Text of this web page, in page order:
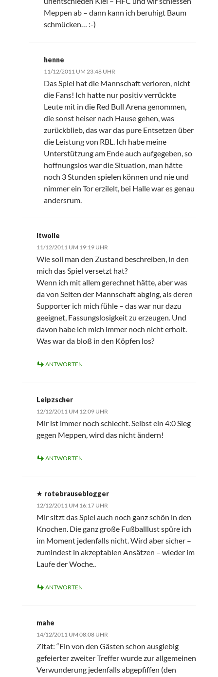
Meppen ab – dann kann ich beruhigt Baum
schmücken… :-)
henne
11/12/2011 UM 23:48 UHR
Das Spiel hat die Mannschaft verloren, nicht
die Fans! Ich hatte nur positiv verrückte
Leute mit in die Red Bull Arena genommen,
die sonst heiser nach Hause gehen, was
zurückblieb, das war das pure Entsetzen über
die Leistung von RBL. Ich habe meine
Unterstützung am Ende auch aufgegeben, so
hoffnungslos war die Situation, man hätte
noch 3 Stunden spielen können und nie und
nimmer ein Tor erzilelt, bei Halle war es genau
andersrum.
itwolle
11/12/2011 UM 19:19 UHR
Wie soll man den Zustand beschreiben, in den
mich das Spiel versetzt hat?
Wenn ich mit allem gerechnet hätte, aber was
da von Seiten der Mannschaft abging, als deren
Supporter ich mich fühle – das war nur dazu
geeignet, Fassungslosigkeit zu erzeugen. Und
davon habe ich mich immer noch nicht erholt.
Was war da bloß in den Köpfen los?
ANTWORTEN
Leipzscher
12/12/2011 UM 12:09 UHR
Mir ist immer noch schlecht. Selbst ein 4:0 Sieg
gegen Meppen, wird das nicht ändern!
ANTWORTEN
rotebrauseblogger
12/12/2011 UM 16:17 UHR
Mir sitzt das Spiel auch noch ganz schön in den
Knochen. Die ganz große Fußballlust spüre ich
im Moment jedenfalls nicht. Wird aber sicher –
zumindest in akzeptablen Ansätzen – wieder im
Laufe der Woche..
ANTWORTEN
mahe
14/12/2011 UM 08:08 UHR
Zitat: “Ein von den Gästen schon ausgiebig
gefeierter zweiter Treffer wurde zur allgemeinen
Verwunderung jedenfalls abgepfiffen (den